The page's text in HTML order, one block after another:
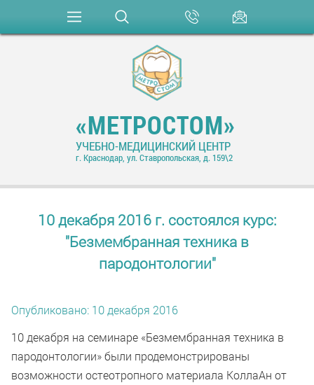
«МЕТРОСТОМ»
УЧЕБНО-МЕДИЦИНСКИЙ ЦЕНТР
г. Краснодар, ул. Ставропольская, д. 159\2
10 декабря 2016 г. состоялся курс:
"Безмембранная техника в
пародонтологии"
Опубликовано: 10 декабря 2016
10 декабря на семинаре «Безмембранная техника в
пародонтологии» были продемонстрированы
возможности остеотропного материала КоллаАн от